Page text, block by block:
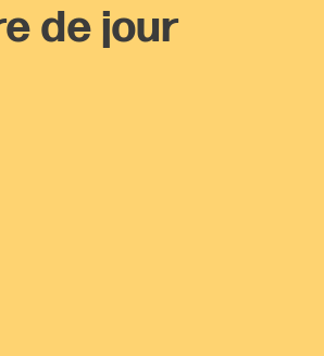
de jour